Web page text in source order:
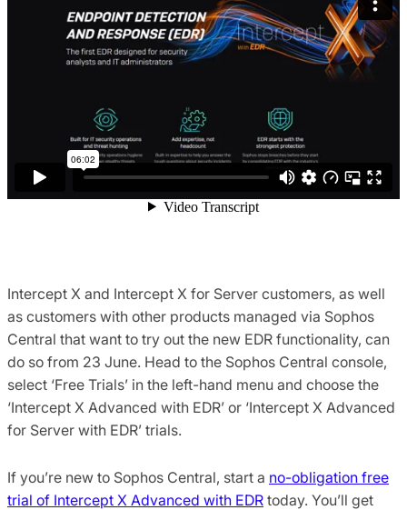
Intercept X and Intercept X for Server customers, as well
as customers with other products managed via Sophos
Central that want to try out the new EDR functionality, can
do so from 23 June. Head to the Sophos Central console,
select ‘Free Trials’ in the left-hand menu and choose the
‘Intercept X Advanced with EDR’ or ‘Intercept X Advanced
for Server with EDR’ trials.
If you’re new to Sophos Central, start a no-obligation free
trial of Intercept X Advanced with EDR today. You’ll get